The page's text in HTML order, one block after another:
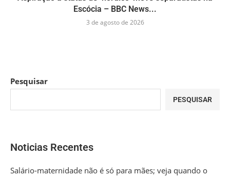
Escócia – BBC News...
3 de agosto de 2026
Pesquisar
PESQUISAR
Noticias Recentes
Salário-maternidade não é só para mães; veja quando o